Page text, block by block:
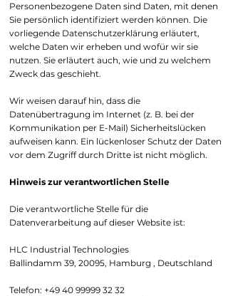
Personenbezogene Daten sind Daten, mit denen
Sie persönlich identifiziert werden können. Die
vorliegende Datenschutzerklärung erläutert,
welche Daten wir erheben und wofür wir sie
nutzen. Sie erläutert auch, wie und zu welchem
Zweck das geschieht.
Wir weisen darauf hin, dass die
Datenübertragung im Internet (z. B. bei der
Kommunikation per E-Mail) Sicherheitslücken
aufweisen kann. Ein lückenloser Schutz der Daten
vor dem Zugriff durch Dritte ist nicht möglich.
Hinweis zur verantwortlichen Stelle
Die verantwortliche Stelle für die
Datenverarbeitung auf dieser Website ist:
HLC Industrial Technologies
Ballindamm 39, 20095, Hamburg , Deutschland
Telefon: +49 40 99999 32 32